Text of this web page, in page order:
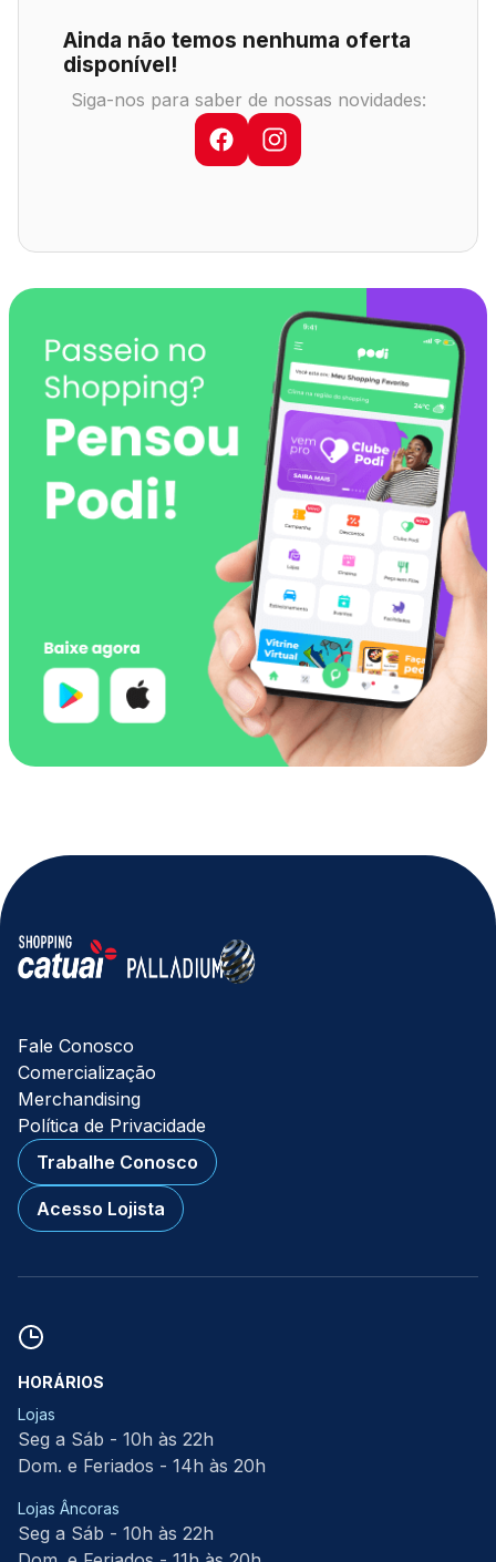
Comodidades Cinema
Ainda não temos nenhuma oferta
disponível!
Siga-nos para saber de nossas novidades:
Fale Conosco
Comercialização
Merchandising
Política de Privacidade
Trabalhe Conosco
Acesso Lojista
HORÁRIOS
Lojas
Seg a Sáb - 10h às 22h
Dom. e Feriados - 14h às 20h
Lojas Âncoras
Seg a Sáb - 10h às 22h